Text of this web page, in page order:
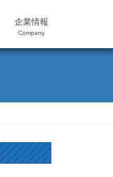
企業情報
Company